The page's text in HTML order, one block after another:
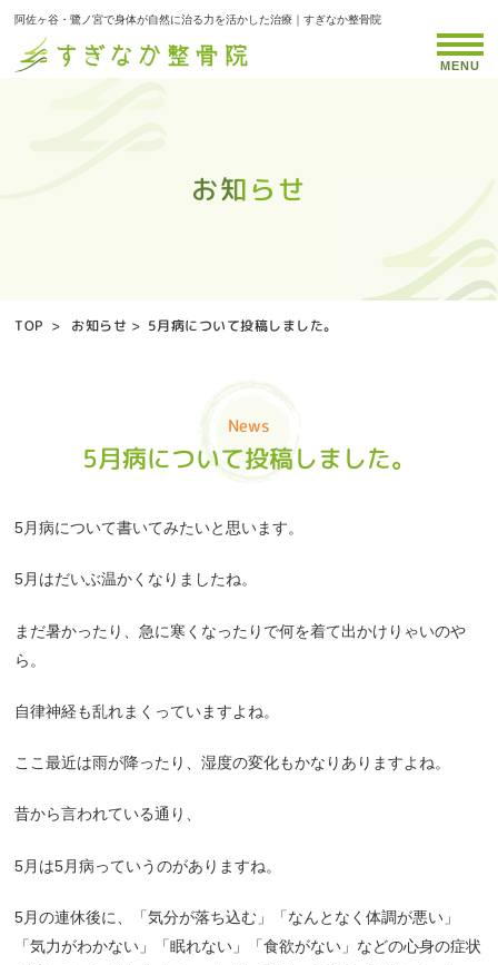
阿佐ヶ谷・鷺ノ宮で身体が自然に治る力を活かした治療｜すぎなか整骨院
お知らせ
お知らせ
お知らせ
お知らせ
お知らせ
お知らせ
お知らせ
お知らせ
お知らせ
お知らせ
お知らせ
お知らせ
お知らせ
お知らせ
お知らせ
お知らせ
お知らせ
お知らせ
お知らせ
お知らせ
お知らせ
お知らせ
お知らせ
お知らせ
お知らせ
お知らせ
お知らせ
お知らせ
お知らせ
お知らせ
お知らせ
お知らせ
お知らせ
お知らせ
お知らせ
MENU
TOP > お知らせ > 5月病について投稿しました。
News
5月病について投稿しました。
5月病について書いてみたいと思います。
5月はだいぶ温かくなりましたね。
まだ暑かったり、急に寒くなったりで何を着て出かけりゃいのや
ら。
自律神経も乱れまくっていますよね。
ここ最近は雨が降ったり、湿度の変化もかなりありますよね。
昔から言われている通り、
5月は5月病っていうのがありますね。
5月の連休後に、「気分が落ち込む」「なんとなく体調が悪い」
「気力がわかない」「眠れない」「食欲がない」などの心身の症状